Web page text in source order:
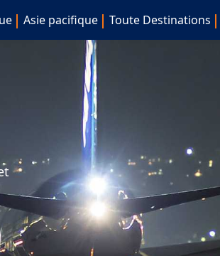
Asie pacifique Toute Destinations